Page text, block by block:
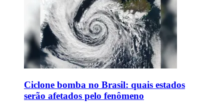
Ciclone bomba no Brasil: quais estados
serão afetados pelo fenômeno